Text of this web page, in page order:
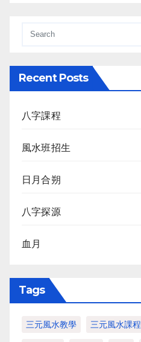
Recent Posts
八字課程
風水班招生
日月合朔
八字探源
血月
Tags
三元風水教學 三元風水課程